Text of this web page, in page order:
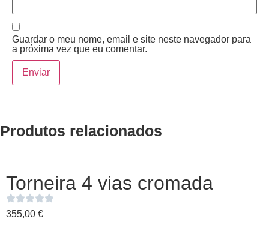
Guardar o meu nome, email e site neste navegador para
a próxima vez que eu comentar.
Produtos relacionados
Torneira 4 vias cromada
355,00 €